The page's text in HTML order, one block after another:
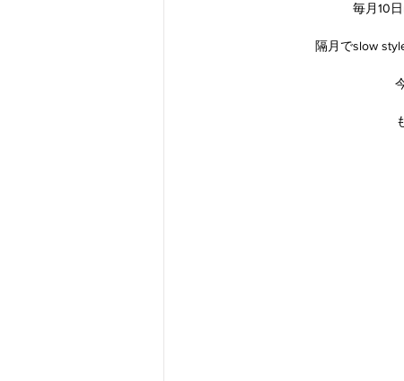
毎月10
隔月でslow